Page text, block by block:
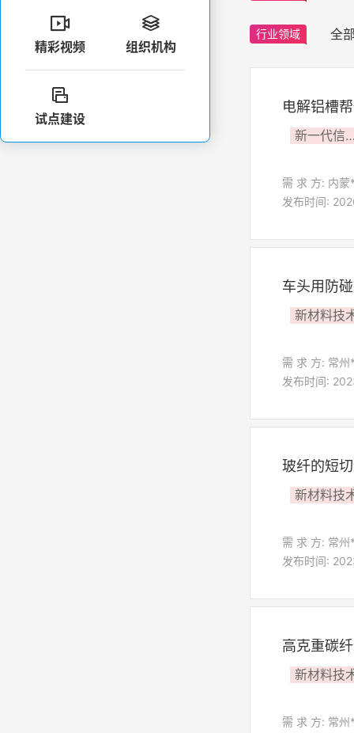

精彩视频

组织机构

试点建设
行业领域 全
电解铝槽
新一代信息
需 求 方: 内
发布时间:
车头用防
新材料技
需 求 方: 常
发布时间:
玻纤的短
新材料技
需 求 方: 常
发布时间:
高克重碳
新材料技
需 求 方: 常